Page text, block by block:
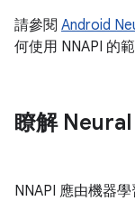
請參閱 Android
何使用 NNAPI 的範
瞭解
NNAPI 應由機器